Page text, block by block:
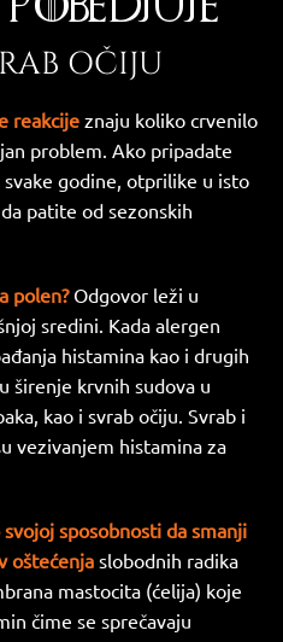
OČIJU
reakcije znaju koliko crvenilo
problem. Ako pripadate
godine, otprilike u isto
patite od sezonskih
polen?Odgovor leži u
sredini. Kada alergen
histamina kao i drugih
širenje krvnih sudova u
kao i svrab očiju. Svrab i
vezivanjem histamina za
sposobnosti da smanji
oštećenja slobodnih radika
mastocita (ćelija) koje
čime se sprečavaju